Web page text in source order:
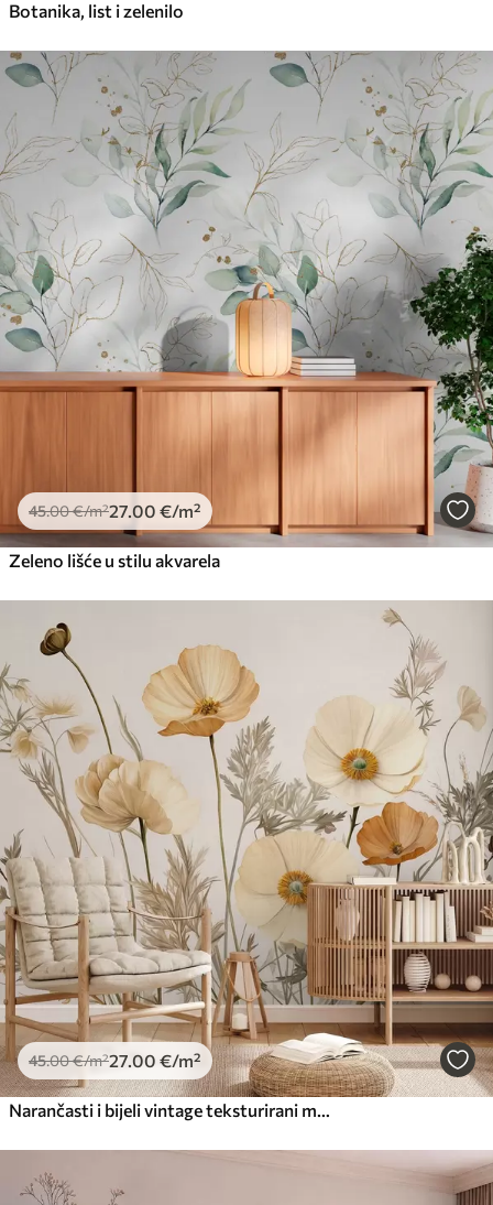
Botanika, list i zelenilo
45.00€/m²27 .00 €/m²
Zeleno lišće u stilu akvarela
45.00€/m²27 .00 €/m²